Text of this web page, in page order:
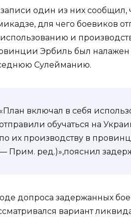
один из них сообщил,
для чего боевиков
и
Эрбиль был налажен
Сулейманию.
«План включал в себя
обучаться на
по их производству в
Прим. ред.)»,пояснил
допроса задержанных
вариант